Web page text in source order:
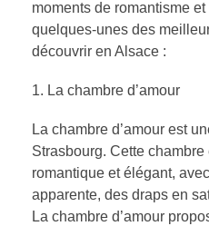
moments de romantisme
quelques-unes des
découvrir en Alsace :
La chambre d’amour
La chambre d’amour est
Strasbourg. Cette
romantique et élégant,
apparente, des draps en
La chambre d’amour